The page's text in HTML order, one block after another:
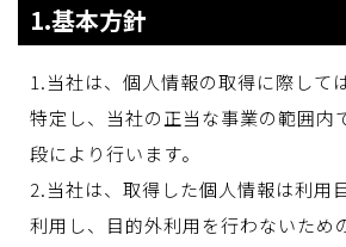
1.基本方針
1.当社は、個人情報の取得に際して
特定し、当社の正当な事業の範囲内
段により行います。
2.当社は、取得した個人情報は利用
利用し、目的外利用を行わないため